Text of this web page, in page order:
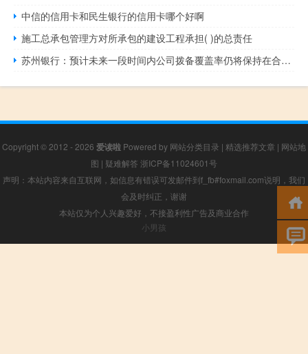
中信的信用卡和民生银行的信用卡哪个好啊
施工总承包管理方对所承包的建设工程承担( )的总责任
苏州银行：预计未来一段时间内公司拨备覆盖率仍将保持在合理范围内
Copyright © 2012 - 2026 爱读啦 Powered by 网站分类目录 | 精选推荐文章 | 网站地
图 | 疑难解答 浙ICP备11024601号
声明：本站内容来自互联网，如信息有错误可发邮件到f_fb#foxmail.com说明，我们
会及时纠正，谢谢
本站仅为个人兴趣爱好，不接盈利性广告及商业合作
小男孩